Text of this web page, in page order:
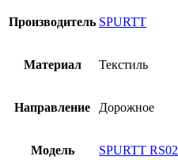
Производитель SPURTT
Материал Текстиль
Направление Дорожное
Модель SPURTT RS02